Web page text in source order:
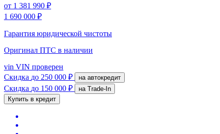
от 1 381 990 ₽
1 690 000 ₽
Гарантия юридической чистоты
Оригинал ПТС в наличии
vin VIN проверен
Скидка до 250 000 ₽ на автокредит
Скидка до 150 000 ₽
на Trade-In
Купить в кредит